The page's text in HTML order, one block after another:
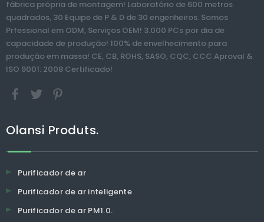
fábrica própria de montagem! Laboratório de 600 metros
quadrados, 30 Equipe de P & D de 30 engenheiros. Somos
Prfessional em ODM, Serviços OEM! 3.000 PCs por dia de
capacidade de produção! 100% de envelhecimento para
produção em massa! CE, CB, ROHS, SASO, CQC, CCC Aproval &
ISO 9001: 2008 Certificado!
Olansi Produts.
Purificador de ar
Purificador de ar inteligente
Purificador de ar PM1.0.